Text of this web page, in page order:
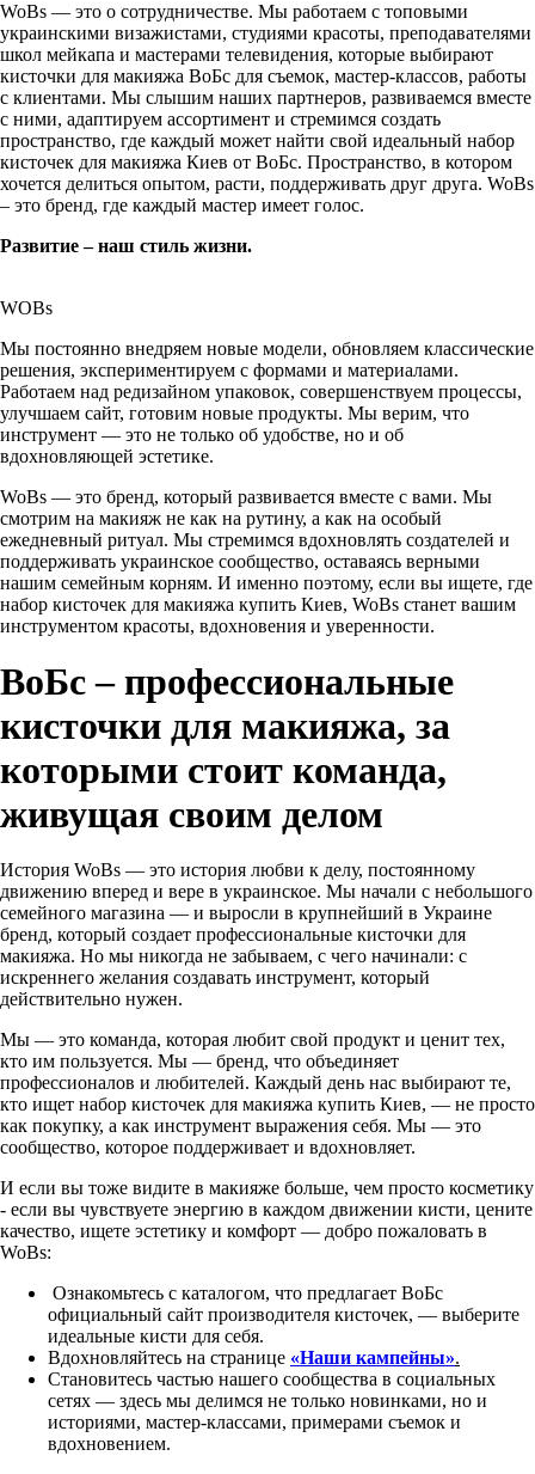
WoBs — это о сотрудничестве. Мы работаем с топовыми
украинскими визажистами, студиями красоты, преподавателями
школ мейкапа и мастерами телевидения, которые выбирают
кисточки для макияжа ВоБс для съемок, мастер-классов, работы
с клиентами. Мы слышим наших партнеров, развиваемся вместе
с ними, адаптируем ассортимент и стремимся создать
пространство, где каждый может найти свой идеальный набор
кисточек для макияжа Киев от ВоБс. Пространство, в котором
хочется делиться опытом, расти, поддерживать друг друга. WoBs
– это бренд, где каждый мастер имеет голос.
Развитие – наш стиль жизни.
WOBs
Мы постоянно внедряем новые модели, обновляем классические
решения, экспериментируем с формами и материалами.
Работаем над редизайном упаковок, совершенствуем процессы,
улучшаем сайт, готовим новые продукты. Мы верим, что
инструмент — это не только об удобстве, но и об
вдохновляющей эстетике.
WoBs — это бренд, который развивается вместе с вами. Мы
смотрим на макияж не как на рутину, а как на особый
ежедневный ритуал. Мы стремимся вдохновлять создателей и
поддерживать украинское сообщество, оставаясь верными
нашим семейным корням. И именно поэтому, если вы ищете, где
набор кисточек для макияжа купить Киев, WoBs станет вашим
инструментом красоты, вдохновения и уверенности.
ВоБс – профессиональные
кисточки для макияжа, за
которыми стоит команда,
живущая своим делом
История WoBs — это история любви к делу, постоянному
движению вперед и вере в украинское. Мы начали с небольшого
семейного магазина — и выросли в крупнейший в Украине
бренд, который создает профессиональные кисточки для
макияжа. Но мы никогда не забываем, с чего начинали: с
искреннего желания создавать инструмент, который
действительно нужен.
Мы — это команда, которая любит свой продукт и ценит тех,
кто им пользуется. Мы — бренд, что объединяет
профессионалов и любителей. Каждый день нас выбирают те,
кто ищет набор кисточек для макияжа купить Киев, — не просто
как покупку, а как инструмент выражения себя. Мы — это
сообщество, которое поддерживает и вдохновляет.
И если вы тоже видите в макияже больше, чем просто косметику
- если вы чувствуете энергию в каждом движении кисти, цените
качество, ищете эстетику и комфорт — добро пожаловать в
WoBs:
Ознакомьтесь с каталогом, что предлагает ВоБс
официальный сайт производителя кисточек, — выберите
идеальные кисти для себя.
Вдохновляйтесь на странице «Наши кампейны».
Становитесь частью нашего сообщества в социальных
сетях — здесь мы делимся не только новинками, но и
историями, мастер-классами, примерами съемок и
вдохновением.